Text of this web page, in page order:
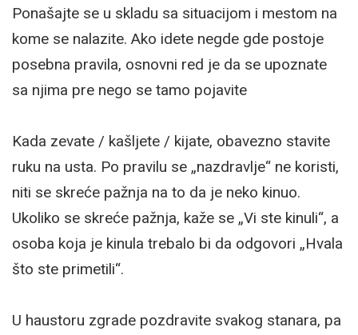
Ponašajte se u skladu sa situacijom i mestom na
kome se nalazite. Ako idete negde gde postoje
posebna pravila, osnovni red je da se upoznate
sa njima pre nego se tamo pojavite
Kada zevate / kašljete / kijate, obavezno stavite
ruku na usta. Po pravilu se „nazdravlje“ ne koristi,
niti se skreće pažnja na to da je neko kinuo.
Ukoliko se skreće pažnja, kaže se „Vi ste kinuli“, a
osoba koja je kinula trebalo bi da odgovori „Hvala
što ste primetili“.
U haustoru zgrade pozdravite svakog stanara, pa